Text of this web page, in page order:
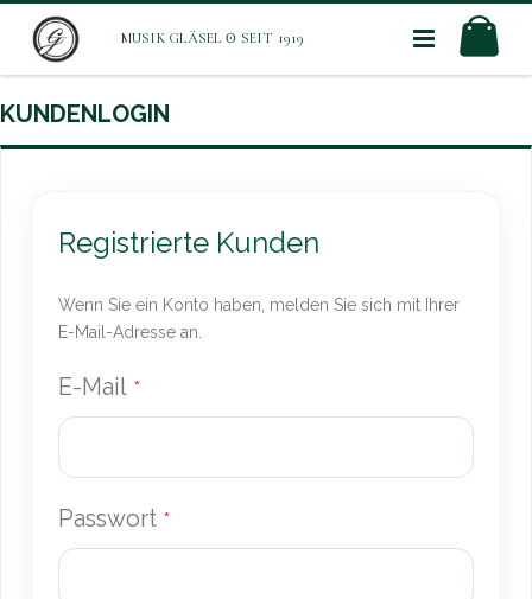
Direkt
zum
KUNDENLOGIN
Registrierte Kunden
Wenn Sie ein Konto haben, melden Sie sich mit Ihrer
E-Mail-Adresse an.
E-Mail
Passwort